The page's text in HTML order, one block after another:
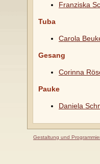
Franziska
Tuba
Carola
Gesang
Corinna
Pauke
Daniela
Gestaltung und